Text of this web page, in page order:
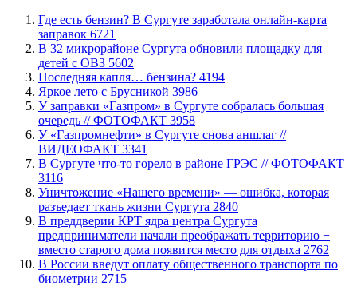
​Где есть бензин? В Сургуте заработала онлайн-карта
заправок 6721
В 32 микрорайоне Сургута обновили площадку для
детей с ОВЗ 5602
​Последняя капля… бензина? 4194
Яркое лето с Брусникой 3986
​У заправки «Газпром» в Сургуте собралась большая
очередь // ФОТОФАКТ 3958
У «Газпромнефти» в Сургуте снова аншлаг //
ВИДЕОФАКТ 3341
​В Сургуте что-то горело в районе ГРЭС // ФОТОФАКТ
3116
​Уничтожение «Нашего времени» — ошибка, которая
разъедает ткань жизни Сургута 2840
​В преддверии КРТ ядра центра Сургута
предприниматели начали преображать территорию −
вместо старого дома появится место для отдыха 2762
В России введут оплату общественного транспорта по
биометрии 2715